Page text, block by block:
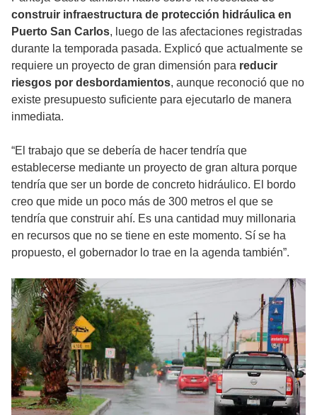
construir infraestructura de protección hidráulica en
Puerto San Carlos, luego de las afectaciones registradas
durante la temporada pasada. Explicó que actualmente se
requiere un proyecto de gran dimensión para reducir
riesgos por desbordamientos, aunque reconoció que no
existe presupuesto suficiente para ejecutarlo de manera
inmediata.
“El trabajo que se debería de hacer tendría que
establecerse mediante un proyecto de gran altura porque
tendría que ser un borde de concreto hidráulico. El bordo
creo que mide un poco más de 300 metros el que se
tendría que construir ahí. Es una cantidad muy millonaria
en recursos que no se tiene en este momento. Sí se ha
propuesto, el gobernador lo trae en la agenda también”.